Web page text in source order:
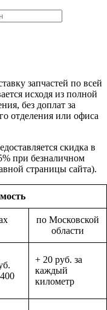
запчастей по всей
исходя из полной
без доплат за
отделения или офиса
скидка в
при безналичном
страницы сайта).
по Московской
области
+ 20 руб. за
каждый
километр